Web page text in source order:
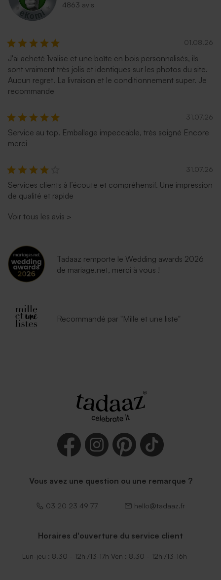
4863 avis
01.08.26
J'ai acheté 1valise et une boîte en bois personnalisés, ils
sont vraiment très jolis et identiques sur les photos du site.
Aucun regret. La livraison et le conditionnement super. Je
recommande
31.07.26
Service au top. Emballage impeccable, très soigné Encore
merci
31.07.26
Services clients à l’écoute et compréhensif. Une impression
de qualité et rapide
Voir tous les avis >
Tadaaz remporte le Wedding awards 2026
de mariage.net, merci à vous !
Recommandé par "Mille et une liste"
Vous avez une question ou une remarque ?
03 20 23 49 77 hello@tadaaz.fr
Horaires d'ouverture du service client
Lun-jeu : 8.30 - 12h /13-17h Ven : 8.30 - 12h /13-16h